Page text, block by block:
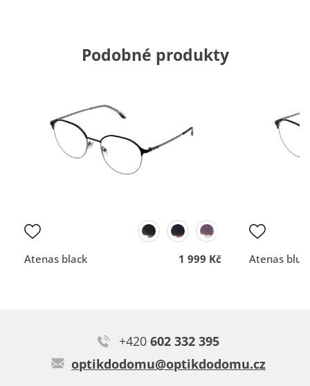
Canada black
Monika S.
Přidáno 3.8.2026
nemám
DOPORUČUJE OBCHOD DOPORUČUJE
Kvalita
komunikace
Podobné produkty
Atenas black 1 999 Kč Atenas blue
+420 602 332 395
optikdodomu@optikdodomu.cz